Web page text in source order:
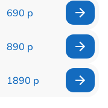
690 р
890 р
1890 р